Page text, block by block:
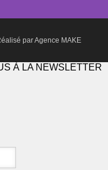
parAgence MAKE
À LA NEWSLETTER